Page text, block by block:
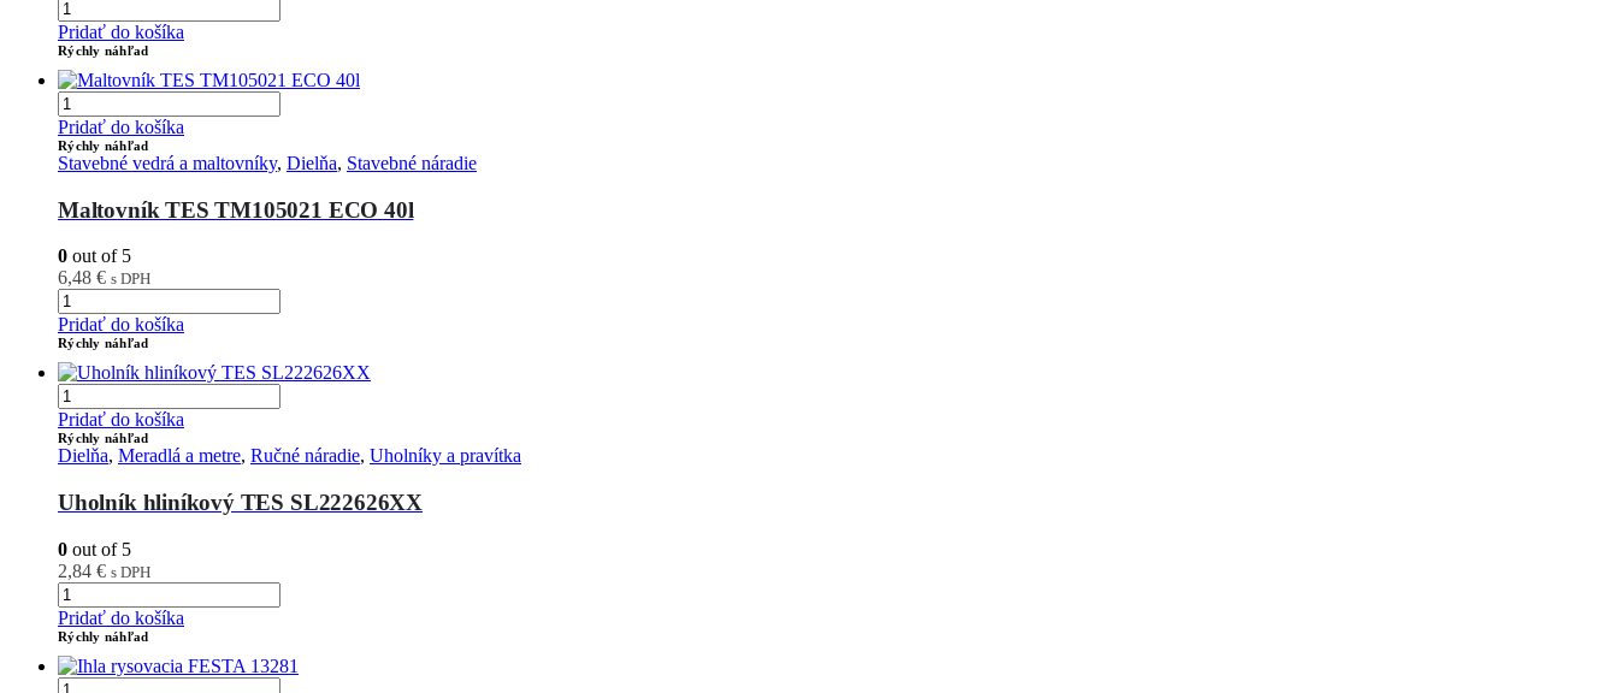
Pridať do košíka
Rýchly náhľad
Pridať do košíka
Rýchly náhľad
Stavebné vedrá a maltovníky, Dielňa, Stavebné náradie
Maltovník TES TM105021 ECO 40l
0 out of 5
6,48 € s DPH
Pridať do košíka
Rýchly náhľad
Pridať do košíka
Rýchly náhľad
Dielňa, Meradlá a metre, Ručné náradie, Uholníky a pravítka
Uholník hliníkový TES SL222626XX
0 out of 5
2,84 € s DPH
Pridať do košíka
Rýchly náhľad